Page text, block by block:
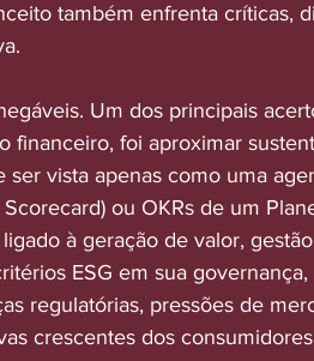
também enfrenta críticas,
Um dos principais
financeiro, foi aproximar
ser vista apenas como uma
Scorecard) ou OKRs de um
à geração de valor,
ESG em sua
regulatórias, pressões de
crescentes dos